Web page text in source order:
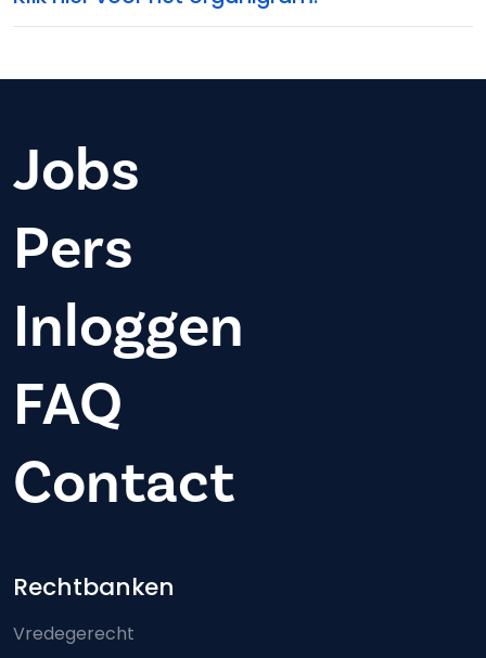
Jobs
Pers
Inloggen
FAQ
Contact
Footer-menu
Rechtbanken
Vredegerecht